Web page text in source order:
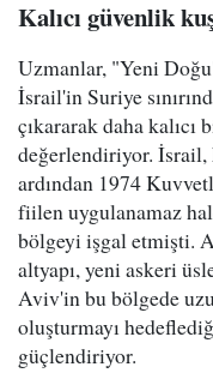
Kalıcı güvenlik
Uzmanlar, "Yeni
İsrail'in Suriye
çıkararak daha
değerlendiriyor.
ardından 1974
fiilen uygulanamaz
bölgeyi işgal etmişti.
altyapı, yeni askeri
Aviv'in bu bölgede
oluşturmayı
güçlendiriyor.